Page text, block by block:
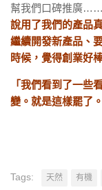
幫我們口碑推廣……
說用了我們的產品
繼續開發新產品、
時候，覺得創業好
「我們看到了一些
變。就是這樣罷了。
Tags: 天然 有機